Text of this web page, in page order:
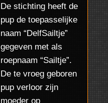
De stichting heeft de
pup de toepasselijke
naam “DelfSailtje”
gegeven met als
roepnaam “Sailtje”.
De te vroeg geboren
pup verloor zijn
moeder op